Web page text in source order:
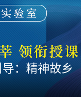
：精神故乡